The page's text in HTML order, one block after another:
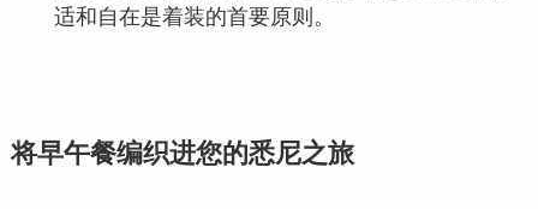
适和自在是着装的首要原则。
将早午餐编织进您的悉尼之旅